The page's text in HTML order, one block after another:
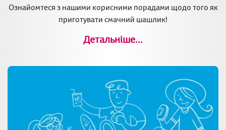
Ознайомтеся з нашими корисними порадами щодо того як
приготувати смачний шашлик!
Детальніше...